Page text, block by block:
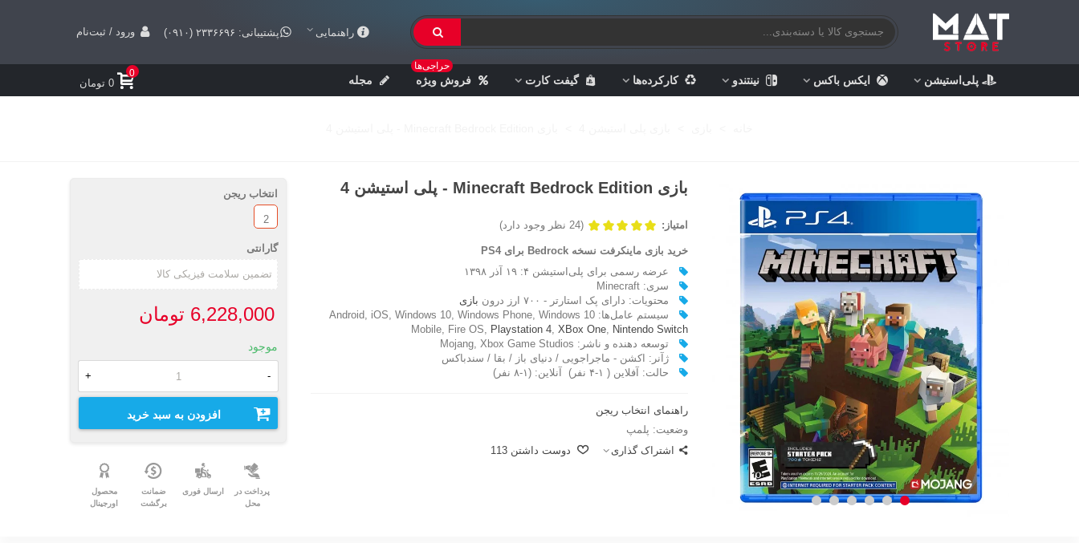
راهنمایی پشتیبانی: ۲۳۳۶۶۹۶ (۰۹۱۰) ورود / ثبت‌نام
پلی‌استیشن ایکس باکس نینتندو کارکرده‌ها گیفت کارت فروش ویژه
حراجی‌ها
مجله
0
0 تومان
بازی Minecraft Bedrock Edition - پلی استیشن 4
امتیاز: (24 نظر وجود دارد)
خرید بازی ماینکرفت نسخه Bedrock برای PS4
عرضه رسمی برای پلی‌استیشن ۴: ۱۹ آذر ۱۳۹۸
سری: Minecraft
محتویات: دارای پک استارتر - ۷۰۰ ارز درون
بازی
سیستم عامل‌ها: Android, iOS, Windows 10, Windows Phone, Windows 10
Mobile, Fire OS, Playstation 4,XBox One, Nintendo Switch
توسعه دهنده و ناشر: Mojang, Xbox Game Studios
ژآنر: اکشن - ماجراجویی / دنیای باز / بقا / سندباکس
حالت: آفلاین ( ۱-۴ نفر) آنلاین: (۱-۸ نفر)
راهنمای انتخاب ریجن
وضعیت: پلمپ
اشتراک گذاری
دوست داشتن 113
انتخاب ریجن
2
گارانتی
6,228,000 تومان
موجود
-
+
افزودن به سبد خرید
پرداخت در
محل
ارسال فوری
ضمانت
برگشت
محصول
اورجینال